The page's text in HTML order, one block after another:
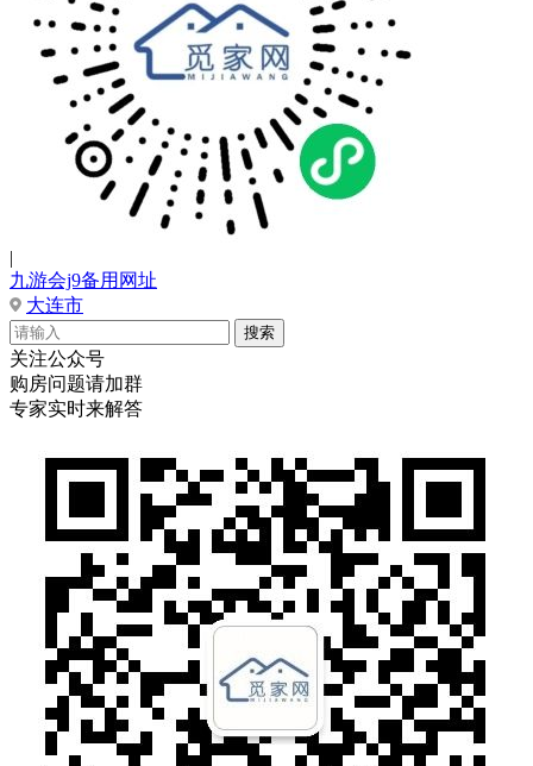
|
九游会j9备用网址
大连市
关注公众号
购房问题请加群
专家实时来解答